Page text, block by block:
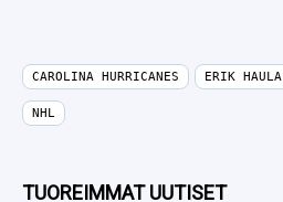
CAROLINA HURRICANES ERIK HAULA
NHL
TUOREIMMAT UUTISET